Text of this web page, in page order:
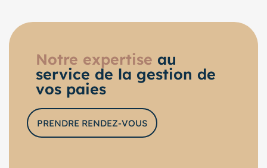
Notre expertise au
service de la gestion de
vos paies
PRENDRE RENDEZ-VOUS